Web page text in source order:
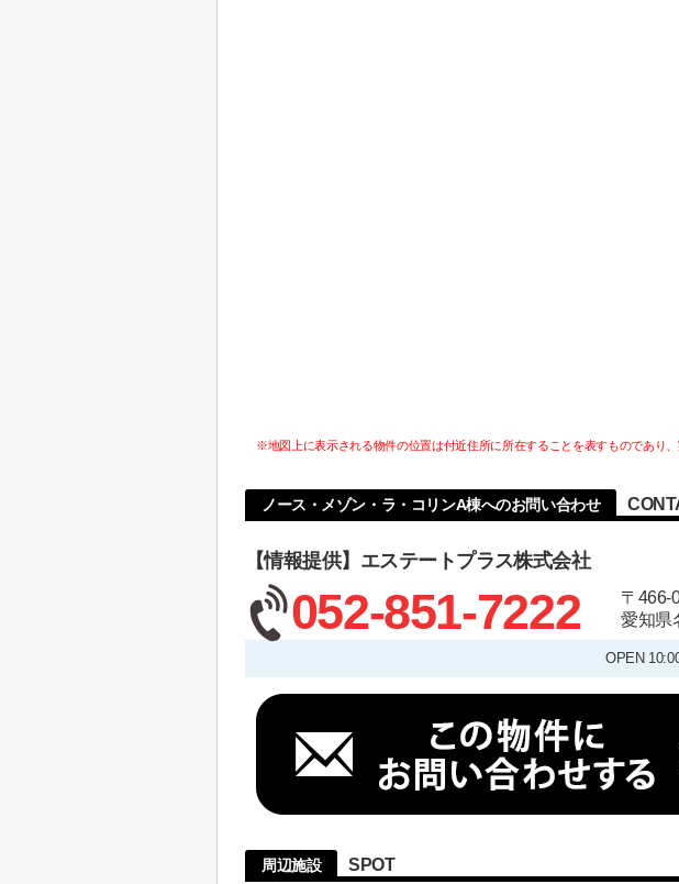
※地図上に表示される物件の位置は付近住所に所在することを表すものであり
ノース・メゾン・ラ・コリンA棟へのお問い合わせ
【情報提供】エステートプラス株式会社
052-851-7222
〒466-
愛知県
OPEN
周辺施設 SPOT